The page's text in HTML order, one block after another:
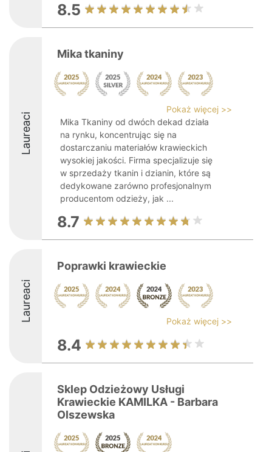
8.5
Laureaci
Mika tkaniny
Pokaż więcej >>
Mika Tkaniny od dwóch dekad działa
na rynku, koncentrując się na
dostarczaniu materiałów krawieckich
wysokiej jakości. Firma specjalizuje się
w sprzedaży tkanin i dzianin, które są
dedykowane zarówno profesjonalnym
producentom odzieży, jak ...
8.7
Laureaci
Poprawki krawieckie
Pokaż więcej >>
8.4
Sklep Odzieżowy Usługi
Krawieckie KAMILKA - Barbara
Olszewska